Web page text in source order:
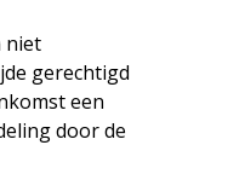
niet
gerechtigd
een
door de